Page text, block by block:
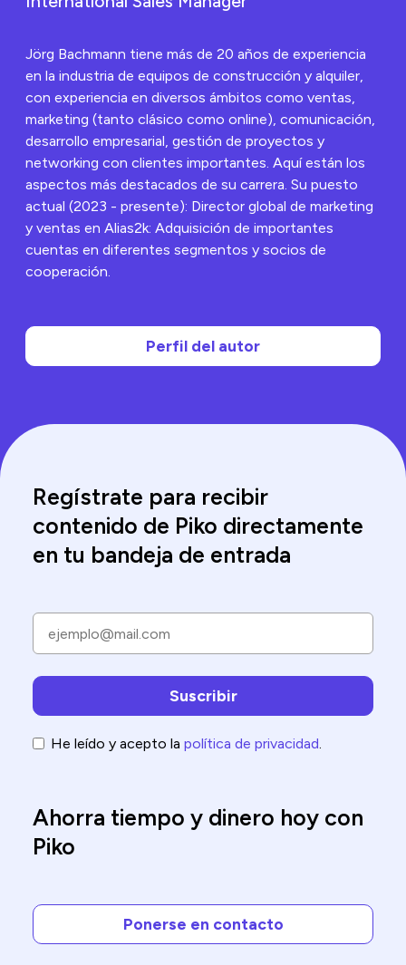
Jörg Bachmann tiene más de 20 años de experiencia
en la industria de equipos de construcción y alquiler,
con experiencia en diversos ámbitos como ventas,
marketing (tanto clásico como online), comunicación,
desarrollo empresarial, gestión de proyectos y
networking con clientes importantes. Aquí están los
aspectos más destacados de su carrera. Su puesto
actual (2023 - presente): Director global de marketing
y ventas en Alias2k: Adquisición de importantes
cuentas en diferentes segmentos y socios de
cooperación.
Perfil del autor
Regístrate para recibir
contenido de Piko directamente
en tu bandeja de entrada
He leído y acepto la política de privacidad.
Ahorra tiempo y dinero hoy con
Piko
Ponerse en contacto